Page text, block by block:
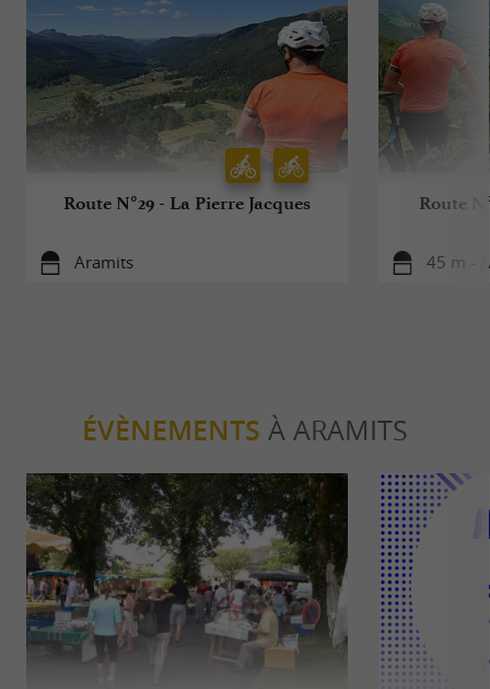
Route N°29 - La Pierre Jacques
Aramits
Route
45 m -
ÉVÈNEMENTS À ARAMITS